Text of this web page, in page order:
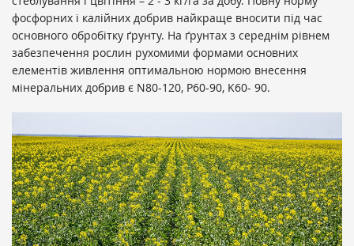
фосфорних і калійних добрив найкраще вносити під час
основного обробітку ґрунту. На ґрунтах з середнім рівнем
забезпечення рослин рухомими формами основних
елементів живлення оптимальною нормою внесення
мінеральних добрив є N80-120, P60-90, K60- 90.